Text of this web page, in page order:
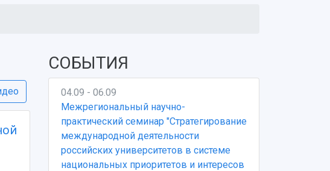
СОБЫТИЯ
04.09 - 06.09
Межрегиональный научно-
практический семинар "Стратегирование
международной деятельности
российских университетов в системе
национальных приоритетов и интересов